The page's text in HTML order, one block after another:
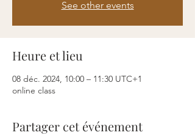
See other events
Heure et lieu
08 déc. 2024, 10:00 – 11:30 UTC+1
online class
Partager cet événement